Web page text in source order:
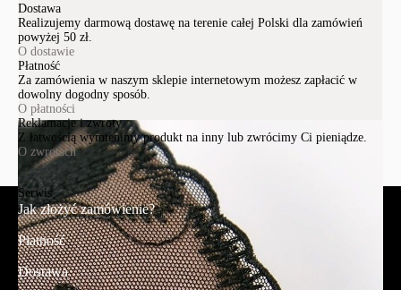
Dostawa
Realizujemy darmową dostawę na terenie całej Polski dla zamówień
powyżej 50 zł.
O dostawie
Płatność
Za zamówienia w naszym sklepie internetowym możesz zapłacić w
dowolny dogodny sposób.
O płatności
Reklamacje i zwroty
Z łatwością wymienimy produkt na inny lub zwrócimy Ci pieniądze.
O zwrotach
Serwis
Jak złożyć zamówienie?
Płatność
Dostawa